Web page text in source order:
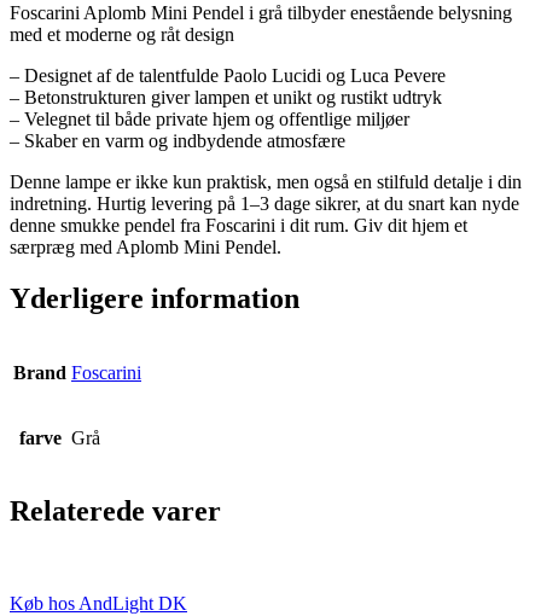
Foscarini Aplomb Mini Pendel i grå tilbyder enestående belysning
med et moderne og råt design
– Designet af de talentfulde Paolo Lucidi og Luca Pevere
– Betonstrukturen giver lampen et unikt og rustikt udtryk
– Velegnet til både private hjem og offentlige miljøer
– Skaber en varm og indbydende atmosfære
Denne lampe er ikke kun praktisk, men også en stilfuld detalje i din
indretning. Hurtig levering på 1–3 dage sikrer, at du snart kan nyde
denne smukke pendel fra Foscarini i dit rum. Giv dit hjem et
særpræg med Aplomb Mini Pendel.
Yderligere information
Brand Foscarini
farve Grå
Relaterede varer
Køb hos AndLight DK